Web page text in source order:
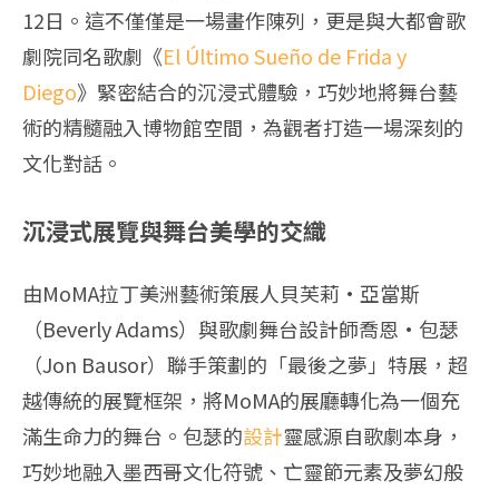
12日。這不僅僅是一場畫作陳列，更是與大都會歌
劇院同名歌劇《El Último Sueño de Frida y
Diego》緊密結合的沉浸式體驗，巧妙地將舞台藝
術的精髓融入博物館空間，為觀者打造一場深刻的
文化對話。
沉浸式展覽與舞台美學的交織
由MoMA拉丁美洲藝術策展人貝芙莉·亞當斯
（Beverly Adams）與歌劇舞台設計師喬恩·包瑟
（Jon Bausor）聯手策劃的「最後之夢」特展，超
越傳統的展覽框架，將MoMA的展廳轉化為一個充
滿生命力的舞台。包瑟的設計靈感源自歌劇本身，
巧妙地融入墨西哥文化符號、亡靈節元素及夢幻般